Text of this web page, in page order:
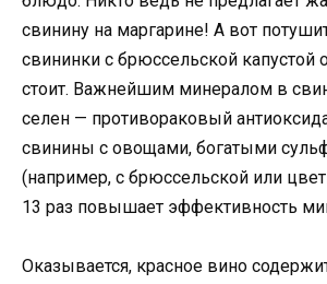
свинину на маргарине! А вот
свининки с брюссельской капустой
стоит. Важнейшим минералом в
селен — противораковый
свинины с овощами, богатыми
(например, с брюссельской или
13 раз повышает эффективность
Оказывается, красное вино